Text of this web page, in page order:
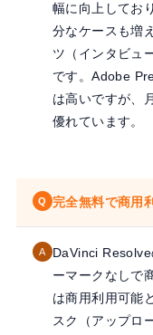
幅に向上してお
分なケースも増
ツ（インタビュ
です。Adobe
は高いですが、
優れています。
Q 完全無料で商用
A
DaVinci Resolve
ーマークなしで
は商用利用可能
スク（アップロ